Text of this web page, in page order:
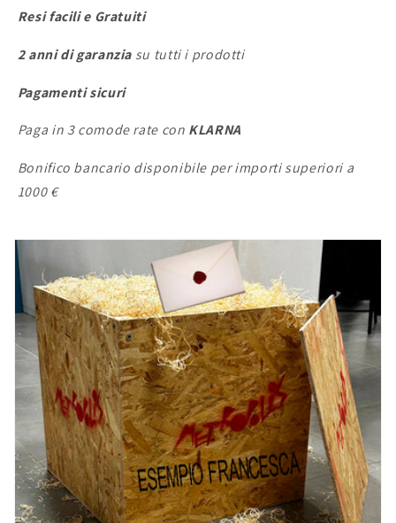
Resi facili e Gratuiti
2 anni di garanzia su tutti i prodotti
Pagamenti sicuri
Paga in 3 comode rate con KLARNA
Bonifico bancario disponibile per importi superiori a
1000 €